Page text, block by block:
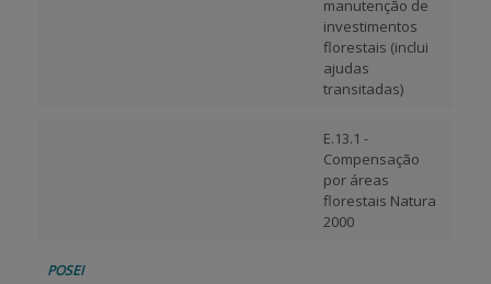
manutenção de
investimentos
florestais (inclui
ajudas
transitadas)
E.13.1 -
Compensação
por áreas
florestais Natura
2000
POSEI